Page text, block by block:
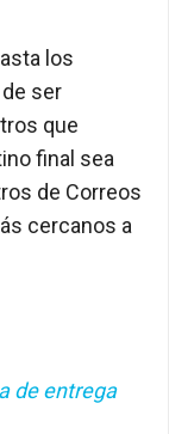
los
ser
que
final sea
de Correos
cercanos a
de entrega